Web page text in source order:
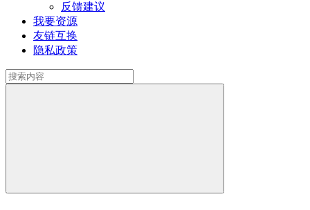
反馈建议
我要资源
友链互换
隐私政策